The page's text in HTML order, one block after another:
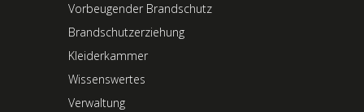
Vorbeugender Brandschutz
Brandschutzerziehung
Kleiderkammer
Wissenswertes
Verwaltung